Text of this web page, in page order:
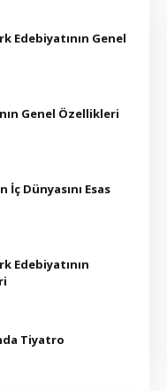
Edebiyatının Genel
Genel Özellikleri
Dünyasını Esas
Edebiyatının
Tiyatro